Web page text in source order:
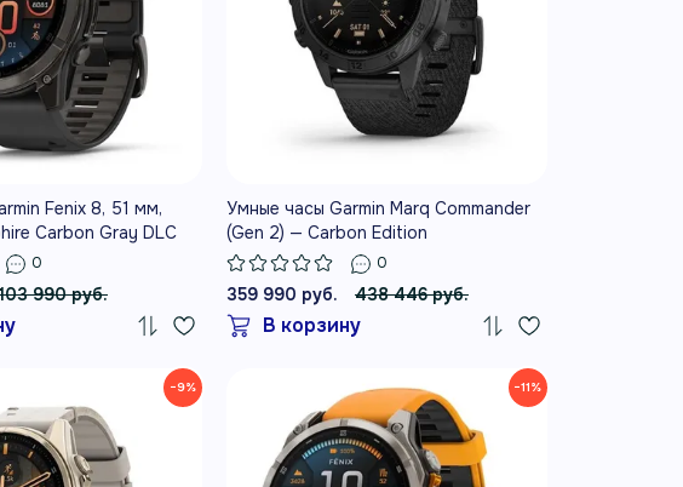
Fenix 8, 51 мм,
Carbon Gray DLC
Pebble Gray
0
103 990 руб.
Умные часы Garmin Marq Commander
(Gen 2) — Carbon Edition
0
359 990 руб. 438 446 руб.
В корзину
−9% −11%